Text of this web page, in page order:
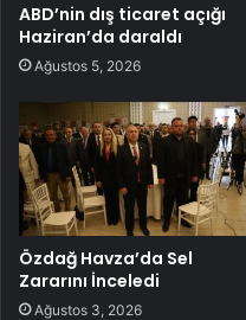
ABD’nin dış ticaret açığı
Haziran’da daraldı
Ağustos 5, 2026
Özdağ Havza’da Sel
Zararını İnceledi
Ağustos 3, 2026